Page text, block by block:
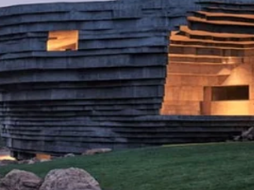
a Moraes podem ser o ponto de partida
atinge o Brasil. Tudo leva a crer que, em
e seus aliados serão surrupiadas.
Porém, para o "terror" do "sistema",
do Alvorada - A Volta à Cena do Crime"
já se transformou em um arquivo
todas as manobras do "sistema"